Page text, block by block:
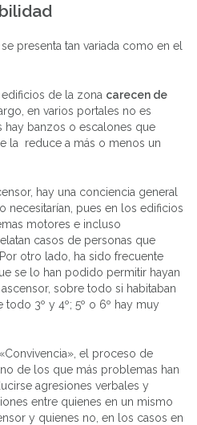
presenta tan variada como en el
de la zona carecen de
en varios portales no es
hay banzos o escalones que
la reduce a más o menos un
hay una conciencia general
necesitarían, pues en los edificios
motores e incluso
casos de personas que
otro lado, ha sido frecuente
se lo han podido permitir hayan
sobre todo si habitaban
3º y 4º; 5º o 6º hay muy
el proceso de
de los que más problemas han
agresiones verbales y
entre quienes en un mismo
y quienes no, en los casos en